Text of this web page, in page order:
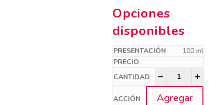
Opciones
disponibles
100 ml
-
Agregar